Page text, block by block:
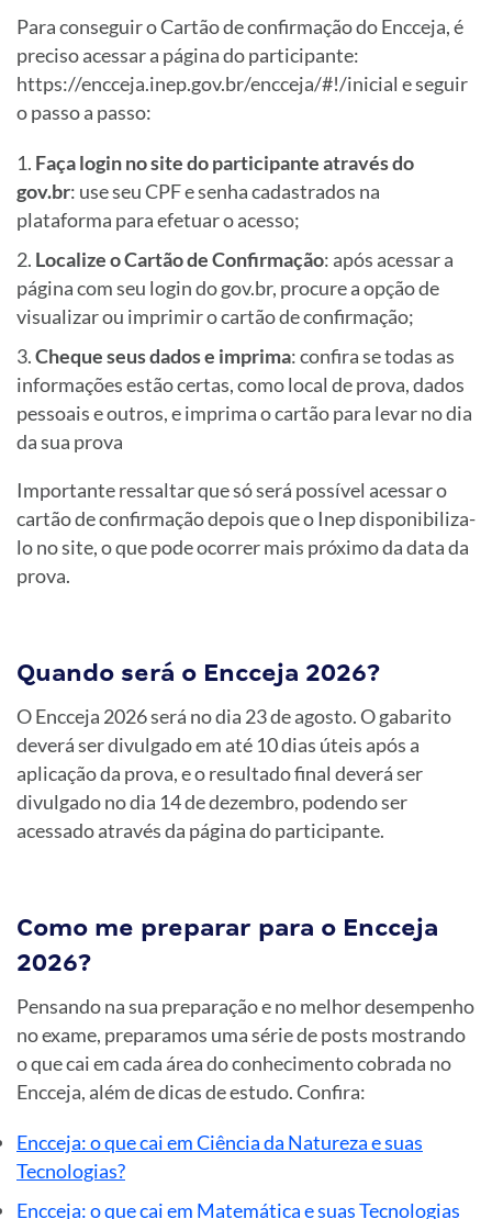
Para conseguir o Cartão de confirmação do Encceja, é
preciso acessar a página do participante:
https://encceja.inep.gov.br/encceja/#!/inicial e seguir
o passo a passo:
Faça login no site do participante através do
gov.br: use seu CPF e senha cadastrados na
plataforma para efetuar o acesso;
Localize o Cartão de Confirmação: após acessar a
página com seu login do gov.br, procure a opção de
visualizar ou imprimir o cartão de confirmação;
Cheque seus dados e imprima: confira se todas as
informações estão certas, como local de prova, dados
pessoais e outros, e imprima o cartão para levar no dia
da sua prova
Importante ressaltar que só será possível acessar o
cartão de confirmação depois que o Inep disponibiliza-
lo no site, o que pode ocorrer mais próximo da data da
prova.
Quando será o Encceja 2026?
O Encceja 2026 será no dia 23 de agosto. O gabarito
deverá ser divulgado em até 10 dias úteis após a
aplicação da prova, e o resultado final deverá ser
divulgado no dia 14 de dezembro, podendo ser
acessado através da página do participante.
Como me preparar para o Encceja
2026?
Pensando na sua preparação e no melhor desempenho
no exame, preparamos uma série de posts mostrando
o que cai em cada área do conhecimento cobrada no
Encceja, além de dicas de estudo. Confira:
Encceja: o que cai em Ciência da Natureza e suas
Tecnologias?
Encceja: o que cai em Matemática e suas Tecnologias